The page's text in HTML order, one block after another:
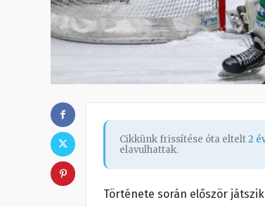
Cikkünk frissítése óta eltelt2
elavulhattak.
Története során először